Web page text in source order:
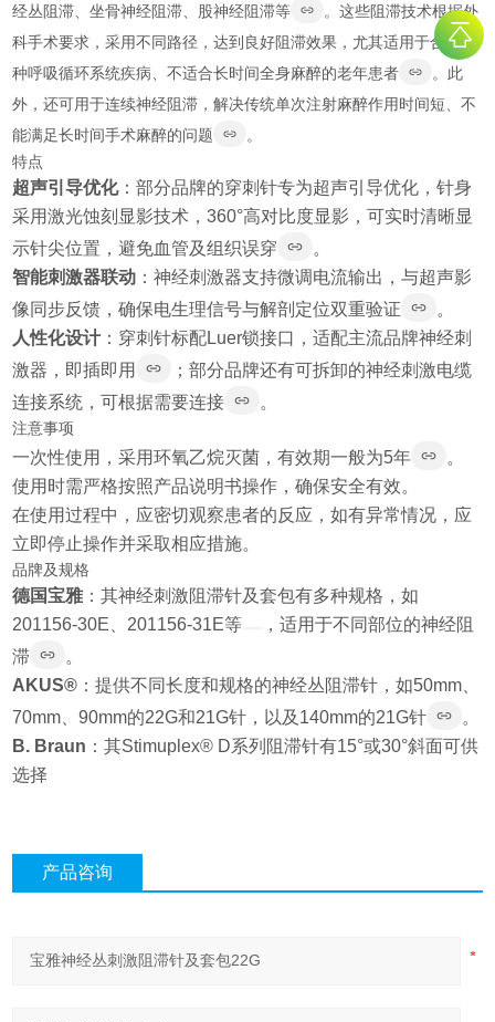
经丛阻滞、坐骨神经阻滞、股神经阻滞等
。这些阻滞技术根据外
科手术要求，采用不同路径，达到良好阻滞效果，尤其适用于合并多
种呼吸循环系统疾病、不适合长时间全身麻醉的老年患者
。此
外，还可用于连续神经阻滞，解决传统单次注射麻醉作用时间短、不
能满足长时间手术麻醉的问题
。
特点
超声引导优化：部分品牌的穿刺针专为超声引导优化，针身
采用激光蚀刻显影技术，360°高对比度显影，可实时清晰显
示针尖位置，避免血管及组织误穿
。
智能刺激器联动 ：神经刺激器支持微调电流输出，与超声影
像同步反馈，确保电生理信号与解剖定位双重验证
。
人性化设计：穿刺针标配Luer锁接口，适配主流品牌神经刺
激器，即插即用
；部分品牌还有可拆卸的神经刺激电缆
连接系统，可根据需要连接
。
注意事项
一次性使用，采用环氧乙烷灭菌，有效期一般为5年
。
使用时需严格按照产品说明书操作，确保安全有效。
在使用过程中，应密切观察患者的反应，如有异常情况，应
立即停止操作并采取相应措施。
品牌及规格
德国宝雅：其神经刺激阻滞针及套包有多种规格，如
201156-30E、201156-31E等
，适用于不同部位的神经阻
滞
。
AKUS® ：提供不同长度和规格的神经丛阻滞针，如50mm、
70mm、90mm的22G和21G针，以及140mm的21G针
。
B. Braun ：其Stimuplex® D系列阻滞针有15°或30°斜面可供
选择
产品咨询